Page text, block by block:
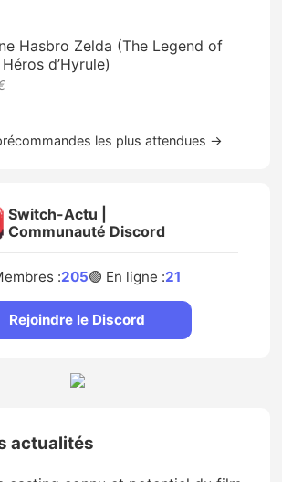
Hasbro Zelda (The Legend of
d’Hyrule)
les plus attendues →
Switch-Actu |
Communauté Discord
:205🟢 En ligne :21
Rejoindre le Discord
actualités